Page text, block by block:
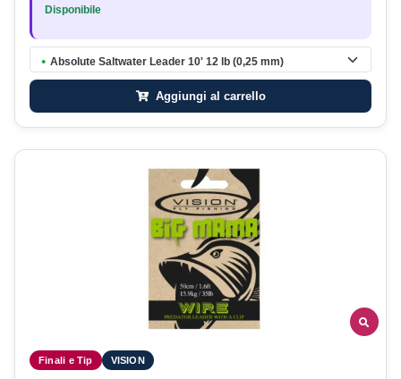
Disponibile
● Absolute Saltwater Leader 10' 12 lb (0,25 mm)
Aggiungi al carrello
Finali e Tip VISION